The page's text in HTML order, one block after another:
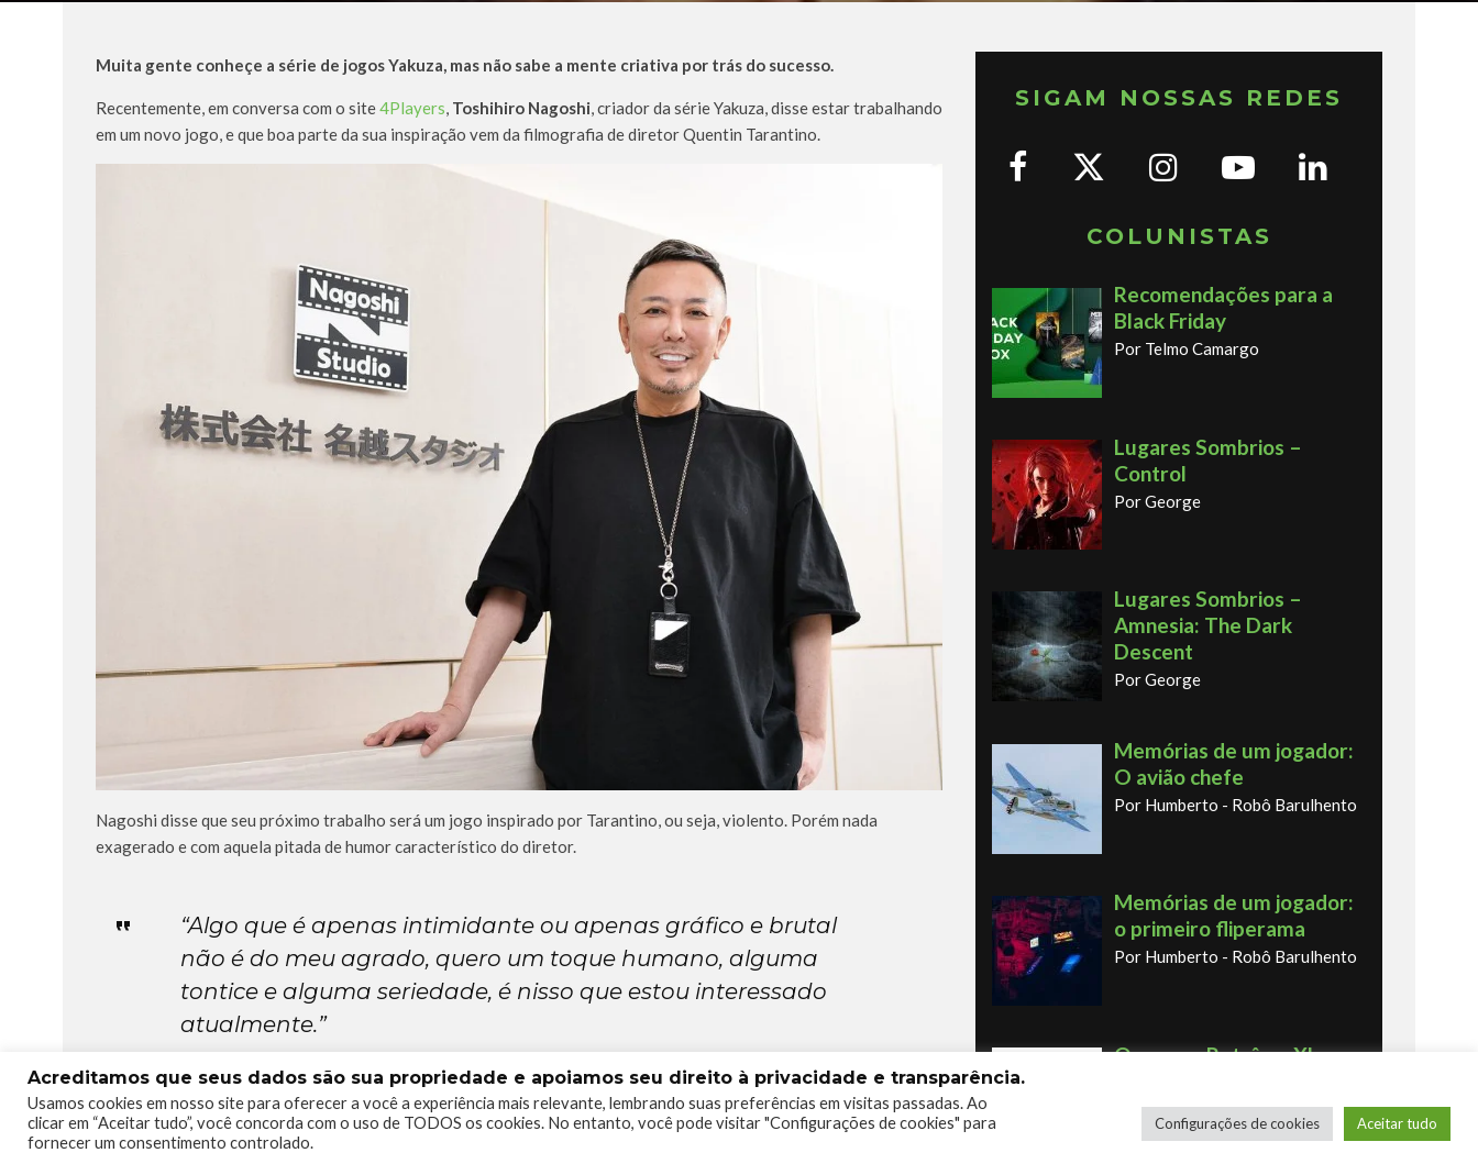
Muita gente conheçe a série de jogos Yakuza, mas não sabe a mente criativa por trás do sucesso.
Recentemente, em conversa com o site4Players, Toshihiro Nagoshi, criador da série Yakuza, disse estar trabalhando
em um novo jogo, e que boa parte da sua inspiração vem da filmografia de diretor Quentin Tarantino.
Nagoshi disse que seu próximo trabalho será um jogo inspirado por Tarantino, ou seja, violento. Porém nada
exagerado e com aquela pitada de humor característico do diretor.
“Algo que é apenas intimidante ou apenas gráfico e brutal
não é do meu agrado, quero um toque humano, alguma
tontice e alguma seriedade, é nisso que estou interessado
atualmente.”
O produtor não deu maiores detalhes sobre o projeto, porém pretende divulgar algo mais concreto em breve.
SIGAM NOSSAS REDES
COLUNISTAS
Recomendações para a
Black Friday
Por Telmo Camargo
Lugares Sombrios –
Control
Por George
Lugares Sombrios –
Amnesia: The Dark
Descent
Por George
Memórias de um jogador:
O avião chefe
Por Humberto - Robô Barulhento
Memórias de um jogador:
o primeiro fliperama
Por Humberto - Robô Barulhento
Os novos Retrôs – Xbox
Por George
Acreditamos que seus dados são sua propriedade e apoiamos seu direito à privacidade e transparência.
Usamos cookies em nosso site para oferecer a você a experiência mais relevante, lembrando suas preferências em visitas passadas. Ao
clicar em “Aceitar tudo”, você concorda com o uso de TODOS os cookies. No entanto, você pode visitar "Configurações de cookies" para
fornecer um consentimento controlado.
Configurações de cookies Aceitar tudo